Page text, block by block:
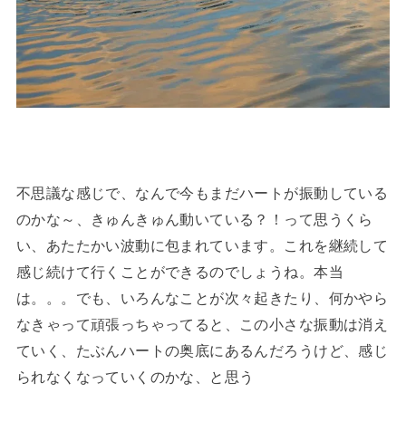
不思議な感じで、なんで今もまだハートが振動している
のかな～、きゅんきゅん動いている？！って思うくら
い、あたたかい波動に包まれています。これを継続して
感じ続けて行くことができるのでしょうね。本当
は。。。でも、いろんなことが次々起きたり、何かやら
なきゃって頑張っちゃってると、この小さな振動は消え
ていく、たぶんハートの奥底にあるんだろうけど、感じ
られなくなっていくのかな、と思う